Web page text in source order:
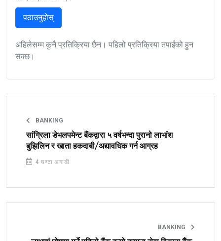
पठाउनुहोस्
अहिलेसम्म कुनै प्रतिक्रिया छैन। पहिलो प्रतिक्रिया तपाईंको हुन
सक्छ।
BANKING
सांग्रिला डेभलपमेन्ट बैंकद्वारा ५ वर्षभन्दा पुरानो लाभांश
बुझिलिन र खाता हकदाबी/अद्यावधिक गर्न आग्रह
4 घण्टा अगाडी
BANKING